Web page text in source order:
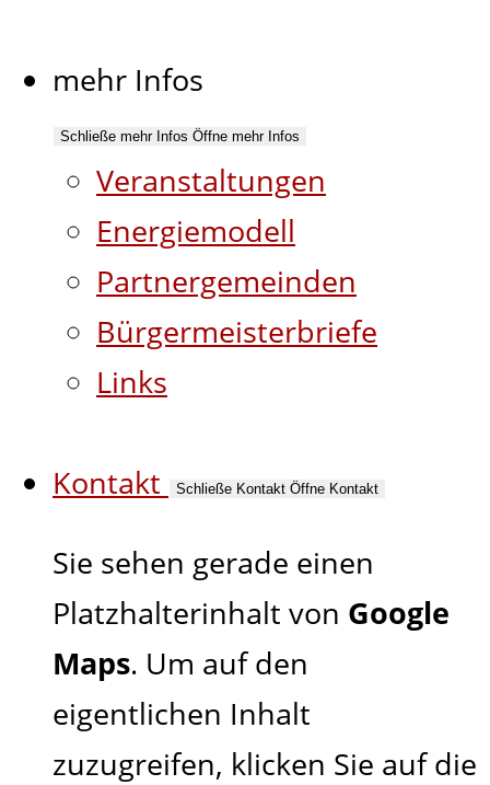
mehr Infos
Schließe mehr Infos Öffne mehr Infos
Veranstaltungen
Energiemodell
Partnergemeinden
Bürgermeisterbriefe
Links
Kontakt Schließe Kontakt Öffne Kontakt
Sie sehen gerade einen
Platzhalterinhalt von Google
Maps. Um auf den
eigentlichen Inhalt
zuzugreifen, klicken Sie auf die